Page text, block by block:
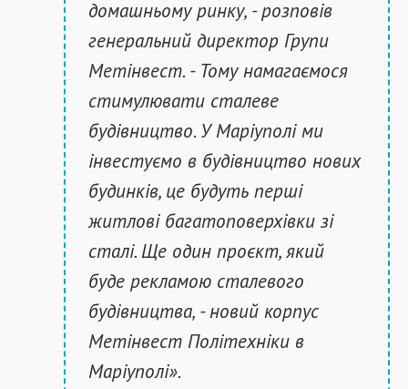
домашньому ринку, - розповів
генеральний директор Групи
Метінвест. - Тому намагаємося
стимулювати сталеве
будівництво. У Маріуполі ми
інвестуємо в будівництво нових
будинків, це будуть перші
житлові багатоповерхівки зі
сталі. Ще один проєкт, який
буде рекламою сталевого
будівництва, - новий корпус
Метінвест Політехніки в
Маріуполі».